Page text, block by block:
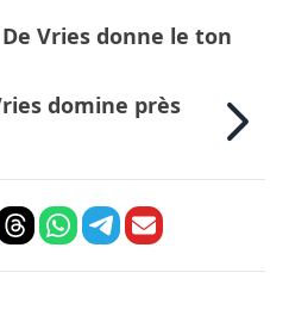
Vries donne le ton
domine près